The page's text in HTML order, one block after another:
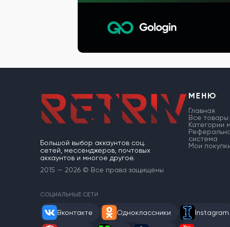
Большой выбор аккаунтов соц.
сетей, мессенджеров, почтовых
аккаунтов и многое другое.
2015 — 2026 © Все права защищены
МЕНЮ
Главная
Все товары
Категории
система
Мои
СОЦИАЛЬНЫЕ СЕТИ
Вконтакте Одноклассники Instagram